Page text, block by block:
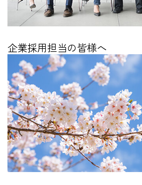
企業採用担当の皆様へ